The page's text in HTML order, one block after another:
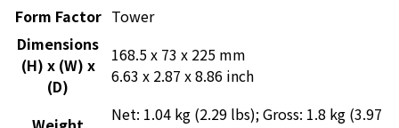
Form Factor Tower
Dimensions
(H) x (W) x
(D)
168.5 x 73 x 225 mm
6.63 x 2.87 x 8.86 inch
Net: 1.04 kg (2.29 lbs); Gross: 1.8 kg (3.97